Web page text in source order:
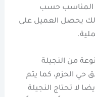
المناسب حسب
يحصل العميل على
من النجيلة
حي الحزم، كما يتم
لا تحتاج النجيلة